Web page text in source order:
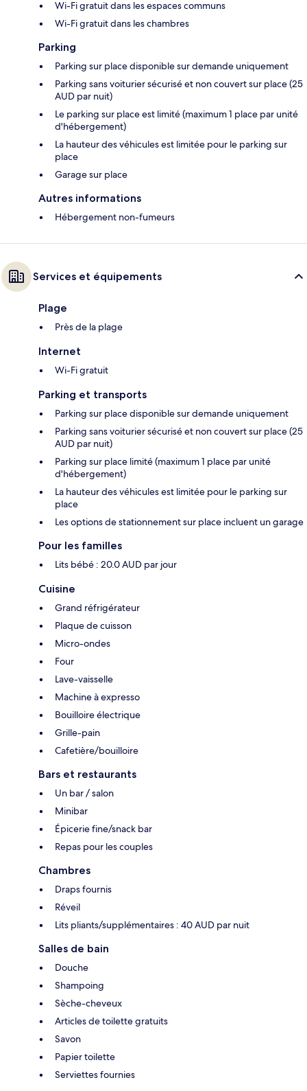
Wi-Fi gratuit dans les espaces communs
Wi-Fi gratuit dans les chambres
Parking
Parking sur place disponible sur demande uniquement
Parking sans voiturier sécurisé et non couvert sur place (25
AUD par nuit)
Le parking sur place est limité (maximum 1 place par unité
d'hébergement)
La hauteur des véhicules est limitée pour le parking sur
place
Garage sur place
Autres informations
Hébergement non-fumeurs
Services et équipements
Plage
Près de la plage
Internet
Wi-Fi gratuit
Parking et transports
Parking sur place disponible sur demande uniquement
Parking sans voiturier sécurisé et non couvert sur place (25
AUD par nuit)
Parking sur place limité (maximum 1 place par unité
d'hébergement)
La hauteur des véhicules est limitée pour le parking sur
place
Les options de stationnement sur place incluent un garage
Pour les familles
Lits bébé : 20.0 AUD par jour
Cuisine
Grand réfrigérateur
Plaque de cuisson
Micro-ondes
Four
Lave-vaisselle
Machine à expresso
Bouilloire électrique
Grille-pain
Cafetière/bouilloire
Bars et restaurants
Un bar / salon
Minibar
Épicerie fine/snack bar
Repas pour les couples
Chambres
Draps fournis
Réveil
Lits pliants/supplémentaires : 40 AUD par nuit
Salles de bain
Douche
Shampoing
Sèche-cheveux
Articles de toilette gratuits
Savon
Papier toilette
Serviettes fournies